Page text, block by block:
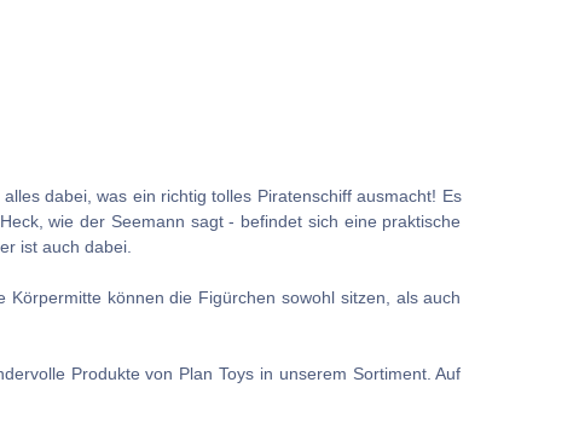
dabei, was ein richtig tolles Piratenschiff ausmacht! Es
wie der Seemann sagt - befindet sich eine praktische
ist auch dabei.
können die Figürchen sowohl sitzen, als auch
Produkte von Plan Toys in unserem Sortiment. Auf